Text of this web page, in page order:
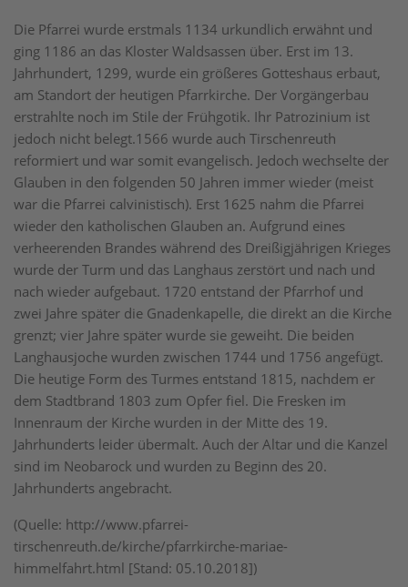
Die Pfarrei wurde erstmals 1134 urkundlich erwähnt und
ging 1186 an das Kloster Waldsassen über. Erst im 13.
Jahrhundert, 1299, wurde ein größeres Gotteshaus erbaut,
am Standort der heutigen Pfarrkirche. Der Vorgängerbau
erstrahlte noch im Stile der Frühgotik. Ihr Patrozinium ist
jedoch nicht belegt.1566 wurde auch Tirschenreuth
reformiert und war somit evangelisch. Jedoch wechselte der
Glauben in den folgenden 50 Jahren immer wieder (meist
war die Pfarrei calvinistisch). Erst 1625 nahm die Pfarrei
wieder den katholischen Glauben an. Aufgrund eines
verheerenden Brandes während des Dreißigjährigen Krieges
wurde der Turm und das Langhaus zerstört und nach und
nach wieder aufgebaut. 1720 entstand der Pfarrhof und
zwei Jahre später die Gnadenkapelle, die direkt an die Kirche
grenzt; vier Jahre später wurde sie geweiht. Die beiden
Langhausjoche wurden zwischen 1744 und 1756 angefügt.
Die heutige Form des Turmes entstand 1815, nachdem er
dem Stadtbrand 1803 zum Opfer fiel. Die Fresken im
Innenraum der Kirche wurden in der Mitte des 19.
Jahrhunderts leider übermalt. Auch der Altar und die Kanzel
sind im Neobarock und wurden zu Beginn des 20.
Jahrhunderts angebracht.
(Quelle: http://www.pfarrei-
tirschenreuth.de/kirche/pfarrkirche-mariae-
himmelfahrt.html [Stand: 05.10.2018])